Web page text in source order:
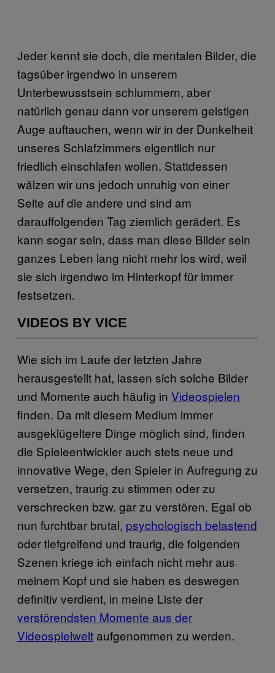
Jeder kennt sie doch, die mentalen Bilder, die
tagsüber irgendwo in unserem
Unterbewusstsein schlummern, aber
natürlich genau dann vor unserem geistigen
Auge auftauchen, wenn wir in der Dunkelheit
unseres Schlafzimmers eigentlich nur
friedlich einschlafen wollen. Stattdessen
wälzen wir uns jedoch unruhig von einer
Seite auf die andere und sind am
darauffolgenden Tag ziemlich gerädert. Es
kann sogar sein, dass man diese Bilder sein
ganzes Leben lang nicht mehr los wird, weil
sie sich irgendwo im Hinterkopf für immer
festsetzen.
VIDEOS BY VICE
Wie sich im Laufe der letzten Jahre
herausgestellt hat, lassen sich solche Bilder
und Momente auch häufig in Videospielen
finden. Da mit diesem Medium immer
ausgeklügeltere Dinge möglich sind, finden
die Spieleentwickler auch stets neue und
innovative Wege, den Spieler in Aufregung zu
versetzen, traurig zu stimmen oder zu
verschrecken bzw. gar zu verstören. Egal ob
nun furchtbar brutal, psychologisch belastend
oder tiefgreifend und traurig, die folgenden
Szenen kriege ich einfach nicht mehr aus
meinem Kopf und sie haben es deswegen
definitiv verdient, in meine Liste der
verstörendsten Momente aus der
Videospielwelt aufgenommen zu werden.